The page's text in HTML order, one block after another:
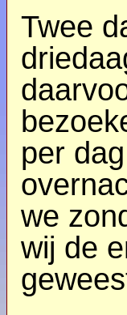
Twee
per
we
wij de